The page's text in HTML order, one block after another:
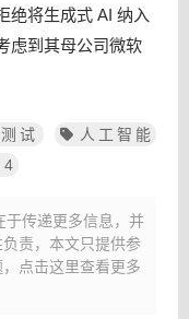
绝将生成式 AI 纳入
虑到其母公司微软
测试
人工智能
4
于传递更多信息，并
责，本文只提供参
点击这里查看更多